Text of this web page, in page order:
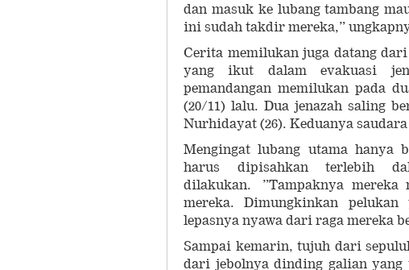
dan masuk ke lubang tambang
ini sudah takdir mereka,”
Cerita memilukan juga datang
yang ikut dalam evakuasi
pemandangan memilukan pada
(20/11) lalu. Dua jenazah saling
Nurhidayat (26). Keduanya saudara
Mengingat lubang utama hanya
harus dipisahkan terlebih
dilakukan. ”Tampaknya mereka
mereka. Dimungkinkan
lepasnya nyawa dari raga mereka
Sampai kemarin, tujuh dari
dari jebolnya dinding galian yang